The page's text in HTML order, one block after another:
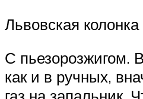
Львовская
С пьезорозжигом.
как и в ручных,